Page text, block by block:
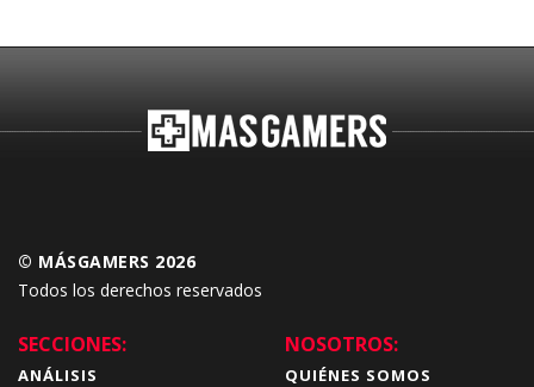
© MÁSGAMERS 2026
Todos los derechos reservados
SECCIONES:
ANÁLISIS
NOSOTROS:
QUIÉNES SOMOS